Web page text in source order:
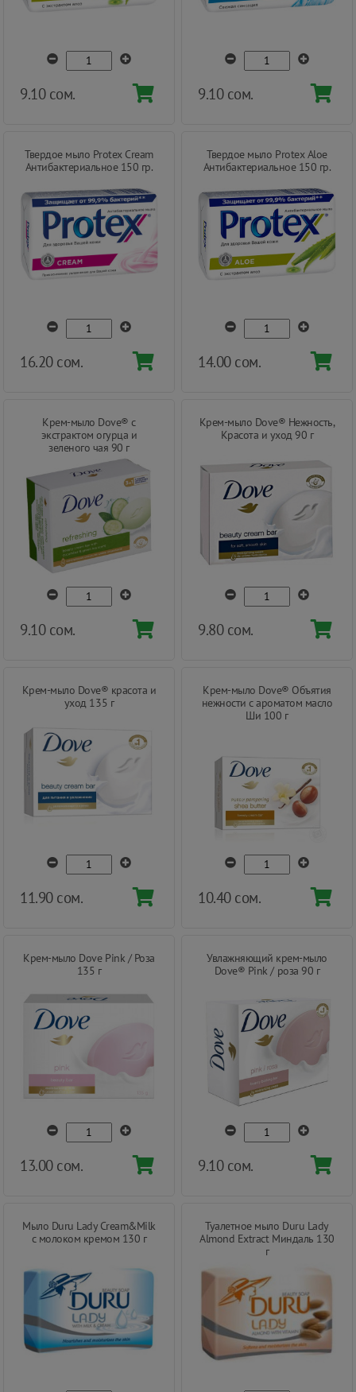
9.10 сом. 9.10 сом.
Твердое мыло Protex Cream
Антибактериальное 150 гр.
16.20 сом.
Твердое мыло Protex Aloe
Антибактериальное 150 гр.
14.00 сом.
Крем-мыло Dove® с
экстрактом огурца и
зеленого чая 90 г
9.10 сом.
Крем-мыло Dove® Нежность,
Красота и уход 90 г
9.80 сом.
Крем-мыло Dove® красота и
уход 135 г
11.90 сом.
Крем-мыло Dove® Объятия
нежности с ароматом масло
Ши 100 г
10.40 сом.
Крем-мыло Dove Pink / Роза
135 г
13.00 сом.
Увлажняющий крем-мыло
Dove® Pink / роза 90 г
9.10 сом.
Мыло Duru Lady Cream&Milk
с молоком кремом 130 г
Туалетное мыло Duru Lady
Almond Extract Миндаль 130
г